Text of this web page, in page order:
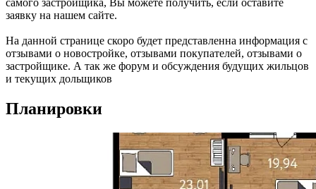
заявку на нашем сайте.
На данной странице скоро будет представленна информация с
отзывами о новостройке, отзывами покупателей, отзывами о
застройщике. А так же форум и обсуждения будущих жильцов
и текущих дольщиков
Планировки